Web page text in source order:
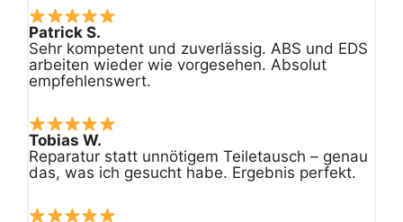
Patrick S.
Sehr kompetent und zuverlässig. ABS und EDS
arbeiten wieder wie vorgesehen. Absolut
empfehlenswert.
Tobias W.
Reparatur statt unnötigem Teiletausch – genau
das, was ich gesucht habe. Ergebnis perfekt.